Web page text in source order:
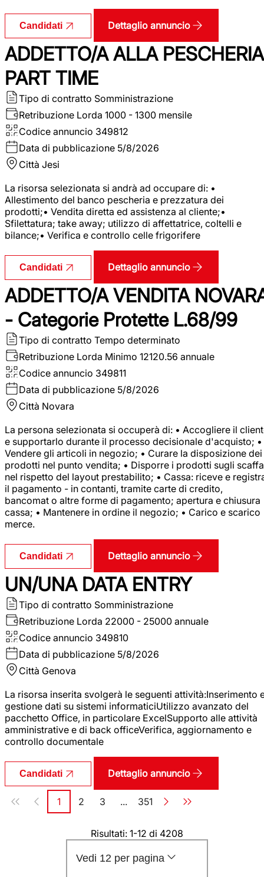
Candidati Dettaglio annuncio
ADDETTO/A ALLA PESCHERIA
PART TIME
Tipo di contratto Somministrazione
Retribuzione Lorda 1000 - 1300 mensile
Codice annuncio 349812
Data di pubblicazione 5/8/2026
Città Jesi
La risorsa selezionata si andrà ad occupare di: •
Allestimento del banco pescheria e prezzatura dei
prodotti;• Vendita diretta ed assistenza al cliente;•
Sfilettatura; take away; utilizzo di affettatrice, coltelli e
bilance;• Verifica e controllo celle frigorifere
Candidati Dettaglio annuncio
ADDETTO/A VENDITA
- Categorie Protette L.68/99
Tipo di contratto Tempo determinato
Retribuzione Lorda Minimo 12120.56 annuale
Codice annuncio 349811
Data di pubblicazione 5/8/2026
Città Novara
La persona selezionata si occuperà di: • Accogliere il
e supportarlo durante il processo decisionale d'acquisto; •
Vendere gli articoli in negozio; • Curare la disposizione dei
prodotti nel punto vendita; • Disporre i prodotti sugli
nel rispetto del layout prestabilito; • Cassa: riceve e
il pagamento - in contanti, tramite carte di credito,
bancomat o altre forme di pagamento; apertura e chiusura
cassa; • Mantenere in ordine il negozio; • Carico e scarico
merce.
Candidati Dettaglio annuncio
UN/UNA DATA ENTRY
Tipo di contratto Somministrazione
Retribuzione Lorda 22000 - 25000 annuale
Codice annuncio 349810
Data di pubblicazione 5/8/2026
Città Genova
La risorsa inserita svolgerà le seguenti attività:Inserimento
gestione dati su sistemi informaticiUtilizzo avanzato del
pacchetto Office, in particolare ExcelSupporto alle attività
amministrative e di back officeVerifica, aggiornamento e
controllo documentale
Candidati Dettaglio annuncio
Paginazione
Pagina
1 Pagina
2 Pagina
3 ... Pagina
351
Risultati: 1-12 di 4208
Vedi 12 per pagina